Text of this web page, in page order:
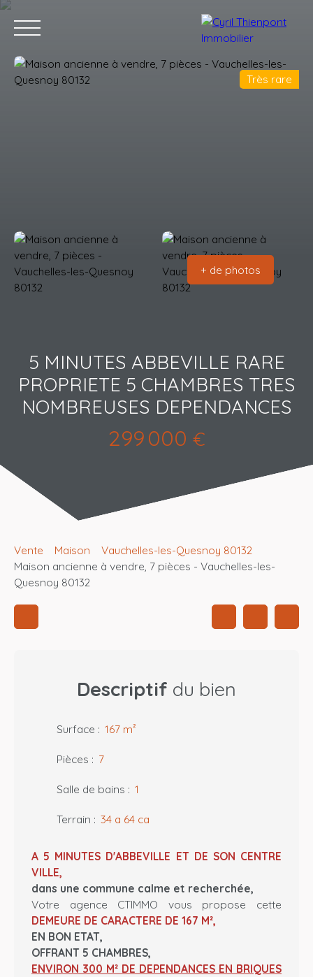
Très rare
+ de photos
5 MINUTES ABBEVILLE RARE
PROPRIETE 5 CHAMBRES TRES
NOMBREUSES DEPENDANCES
299 000 €
Vente Maison
Vauchelles-les-Quesnoy 80132
Maison ancienne à vendre, 7 pièces - Vauchelles-les-
Quesnoy 80132
Descriptif du bien
Surface : 167 m²
Pièces : 7
Salle de bains : 1
Terrain : 34 a 64 ca
A 5 MINUTES D'ABBEVILLE ET DE SON CENTRE
VILLE,
dans une commune calme et recherchée,
Votre agence CTIMMO vous propose cette
DEMEURE DE CARACTERE DE 167 M²,
EN BON ETAT,
OFFRANT 5 CHAMBRES,
ENVIRON 300 M² DE DEPENDANCES EN BRIQUES